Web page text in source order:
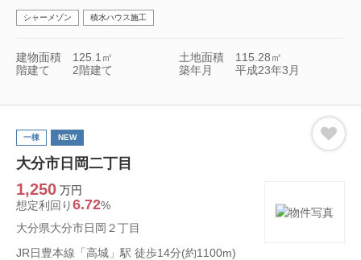
シャーメゾン 積水ハウス施工
建物面積 125.1㎡ 土地面積
115.28㎡
階建て
2階建て 築年月 平成23年3月
大分市日岡二丁目
一棟 NEW
1,250 万円
想定利回り6.72%
大分県大分市日岡２丁目
JR日豊本線「高城」駅 徒歩14分(約1100m)